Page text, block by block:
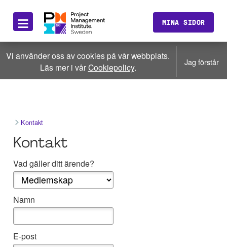
≡ MINA SIDOR
Vi använder oss av cookies på vår webbplats.
Läs mer i vårCookiepolicy. Jag förstår
Kontakt
Kontakt
Vad gäller ditt ärende?
Namn
E-post